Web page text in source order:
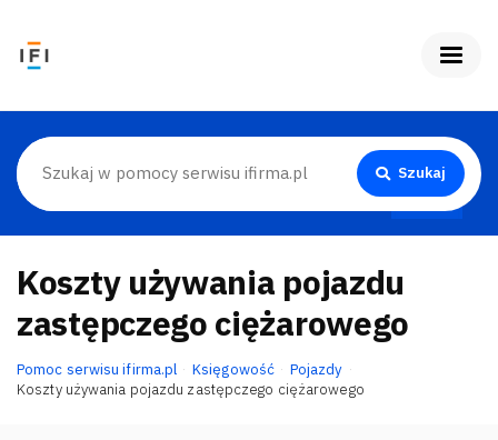
Szukaj
Koszty używania pojazdu
zastępczego ciężarowego
Pomoc serwisu ifirma.pl Księgowość
Pojazdy
Koszty używania pojazdu zastępczego ciężarowego